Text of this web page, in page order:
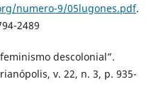
numero-9/05lugones.pdf.
2489
descolonial”.
v. 22, n. 3, p. 935-